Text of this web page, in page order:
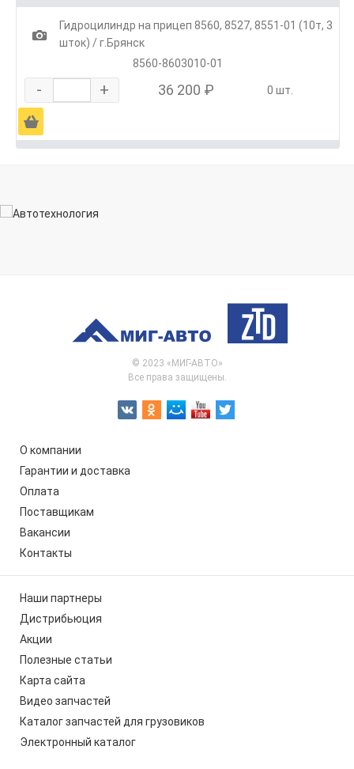
1
Гидроцилиндр на прицеп 8560, 8527, 8551-01 (10т, 3
шток) / г.Брянск
8560-8603010-01
- + 36 200 ₽ 0 шт.
Ä
© 2023 «МИГ-АВТО»
Все права защищены.
О компании
Гарантии и доставка
Оплата
Поставщикам
Вакансии
Контакты
Наши партнеры
Дистрибьюция
Акции
Полезные статьи
Карта сайта
Видео запчастей
Каталог запчастей для грузовиков
Электронный каталог